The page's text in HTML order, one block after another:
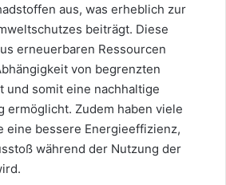
aus, was erheblich zur
beiträgt. Diese
erneuerbaren Ressourcen
von begrenzten
und somit eine nachhaltige
ermöglicht. Zudem haben viele
eine bessere Energieeffizienz,
während der Nutzung der